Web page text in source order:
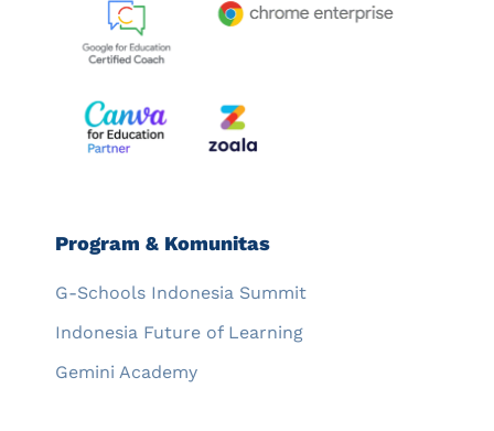
Program & Komunitas
G-Schools Indonesia Summit
Indonesia Future of Learning
Gemini Academy